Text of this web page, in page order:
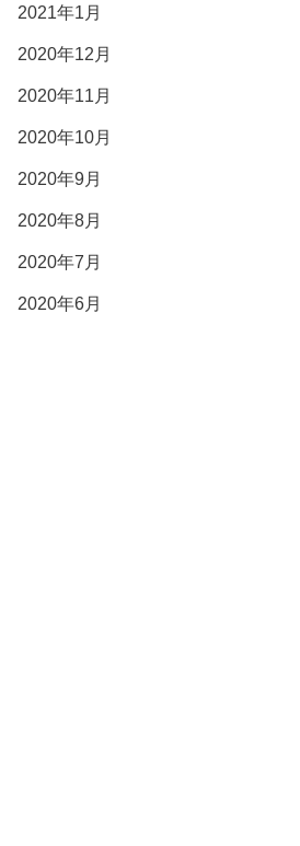
2021年1月
2020年12月
2020年11月
2020年10月
2020年9月
2020年8月
2020年7月
2020年6月